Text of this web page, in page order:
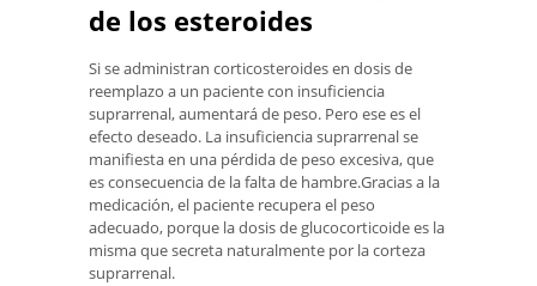
de los esteroides
Si se administran corticosteroides en dosis de
reemplazo a un paciente con insuficiencia
suprarrenal, aumentará de peso. Pero ese es el
efecto deseado. La insuficiencia suprarrenal se
manifiesta en una pérdida de peso excesiva, que
es consecuencia de la falta de hambre.Gracias a la
medicación, el paciente recupera el peso
adecuado, porque la dosis de glucocorticoide es la
misma que secreta naturalmente por la corteza
suprarrenal.